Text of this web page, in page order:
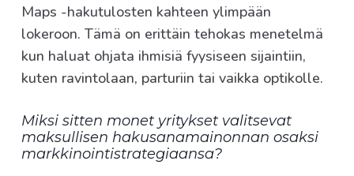
Maps -hakutulosten kahteen ylimpään
lokeroon. Tämä on erittäin tehokas menetelmä
kun haluat ohjata ihmisiä fyysiseen sijaintiin,
kuten ravintolaan, parturiin tai vaikka optikolle.
Miksi sitten monet yritykset valitsevat
maksullisen hakusanamainonnan osaksi
markkinointistrategiaansa?